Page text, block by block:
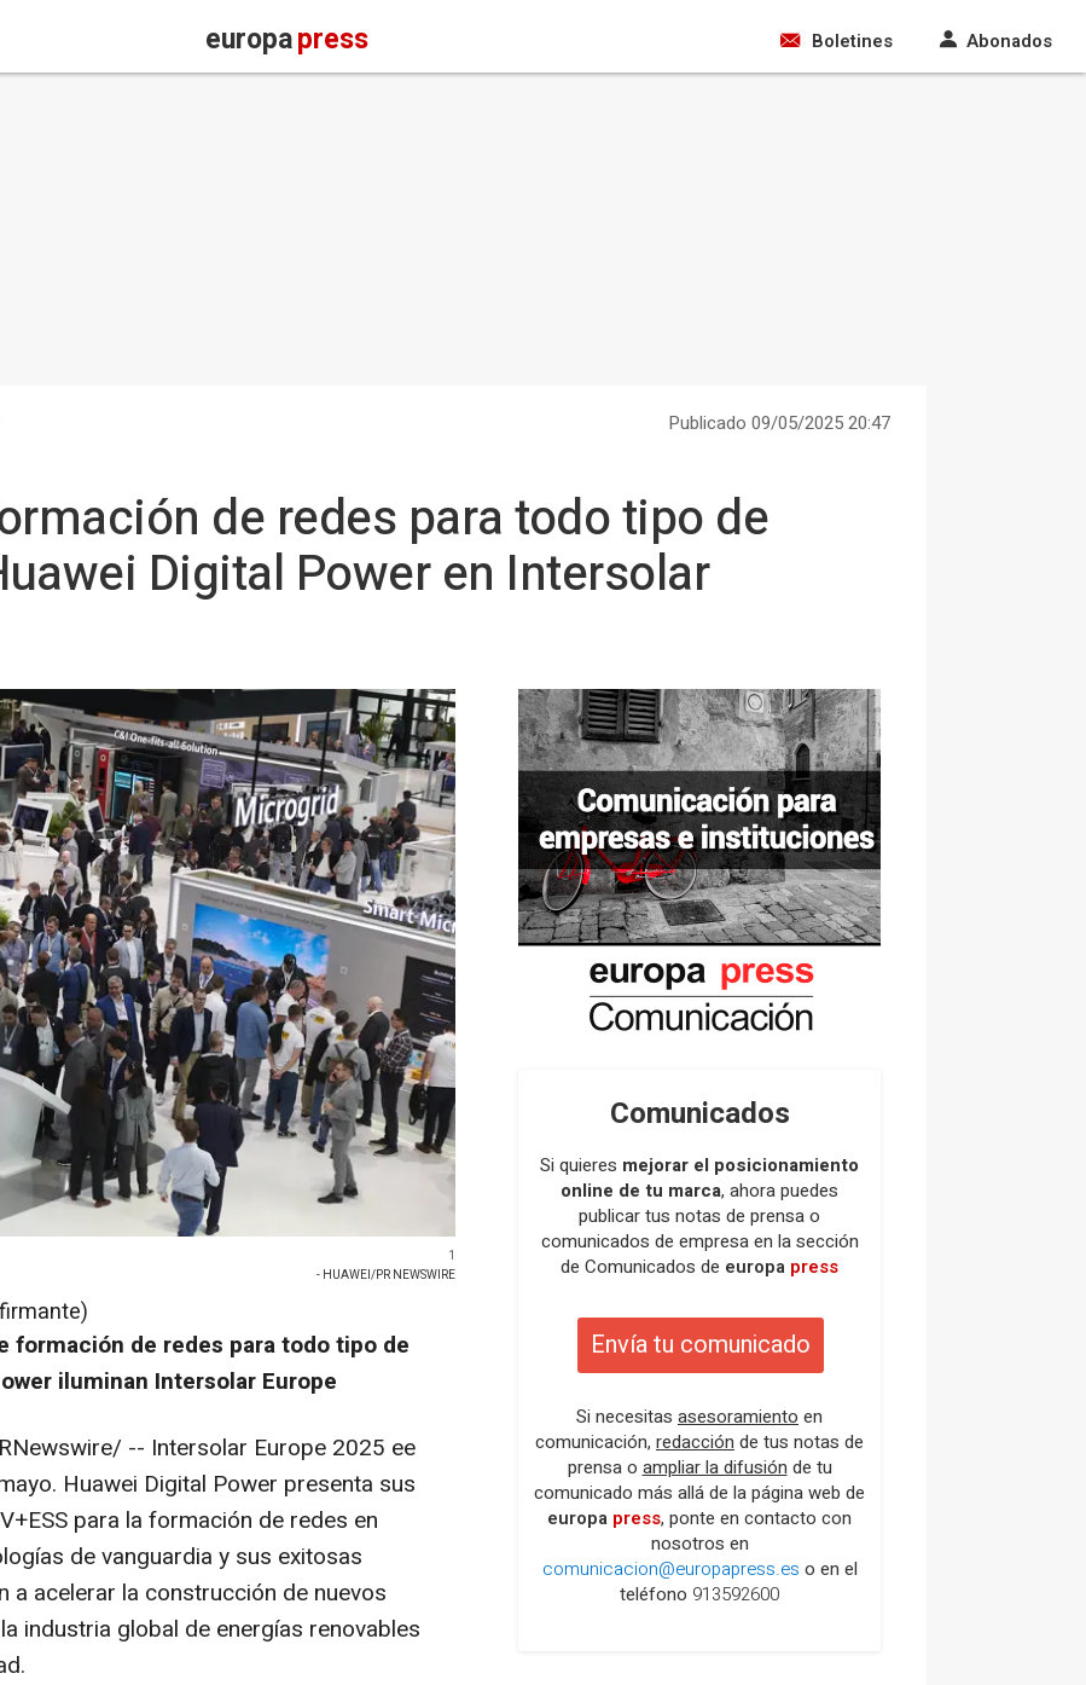
europapress Boletines Abonados
Publicado 09/05/2025 20:47
de redes para todo tipo de
Digital Power en Intersolar
1
- HUAWEI/PR NEWSWIRE
formación de redes para todo tipo de
iluminan Intersolar Europe
-- Intersolar Europe 2025 ee
Huawei Digital Power presenta sus
+ESS para la formación de redes en
de vanguardia y sus exitosas
a acelerar la construcción de nuevos
industria global de energías renovables
Comunicados
Si quieres mejorar el posicionamiento
online de tu marca, ahora puedes
publicar tus notas de prensa o
comunicados de empresa en la sección
de Comunicados de europa press
Envía tu comunicado
Si necesitas asesoramiento en
comunicación, redacción de tus notas de
prensa o ampliar la difusión de tu
comunicado más allá de la página web de
europa press, ponte en contacto con
nosotros en
comunicacion@europapress.es o en el
teléfono 913592600